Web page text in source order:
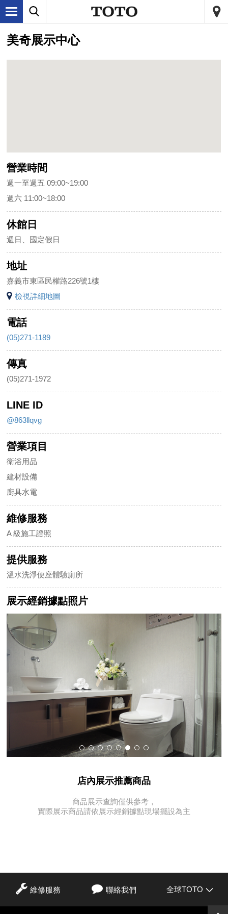
美奇展示中心
營業時間
週一至週五 09:00~19:00
週六 11:00~18:00
休館日
週日、國定假日
地址
嘉義市東區民權路226號1樓
檢視詳細地圖
電話
(05)271-1189
傳真
(05)271-1972
LINE ID
@863llqvg
營業項目
衛浴用品
建材設備
廚具水電
維修服務
A 級施工證照
提供服務
溫水洗淨便座體驗廁所
展示經銷據點照片
店內展示推薦商品
商品展示查詢僅供參考，
實際展示商品請依展示經銷據點現場擺設為主
維修服務 聯絡我們 全球TOTO